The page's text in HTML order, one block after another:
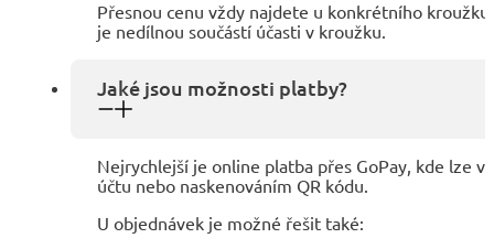
Přesnou cenu vždy najdete u konkrétního
je nedílnou součástí účasti v kroužku.
Jaké jsou možnosti platby?
Nejrychlejší je online platba přes GoPay, kde lze
účtu nebo naskenováním QR kódu.
U objednávek je možné řešit také: